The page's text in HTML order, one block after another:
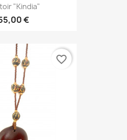
"Kindia"
€
favorite_border